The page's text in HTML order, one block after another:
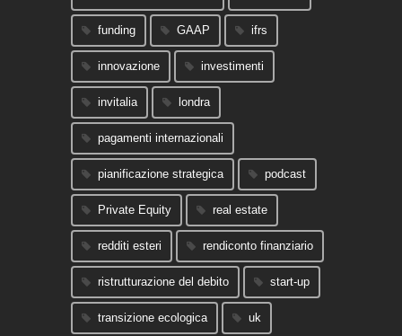
funding GAAP ifrs
innovazione investimenti
invitalia londra
pagamenti internazionali
pianificazione strategica podcast
Private Equity real estate
redditi esteri rendiconto finanziario
ristrutturazione del debito start-up
transizione ecologica uk